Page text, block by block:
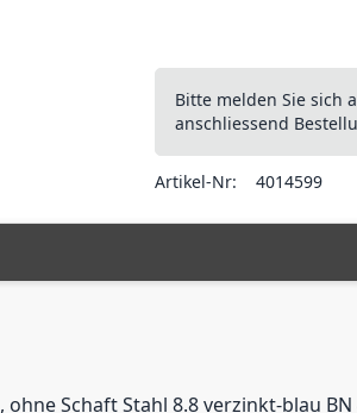
Bitte melden Sie sich
anschliessend
Artikel-Nr: 4014599
Schaft Stahl 8.8 verzinkt-blau